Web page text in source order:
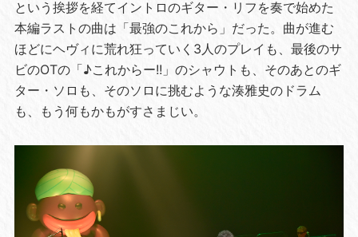
という挨拶を経てイントロのギター・リフを奏で始めた
本編ラストの曲は「最強のこれから」だった。曲が進む
ほどにヘヴィに荒れ狂っていく3人のプレイも、最後のサ
ビのOTの「♪これからー!!」のシャウトも、そのあとのギ
ター・ソロも、そのソロに挑むような湊雅史のドラム
も、もう何もかもがすさまじい。